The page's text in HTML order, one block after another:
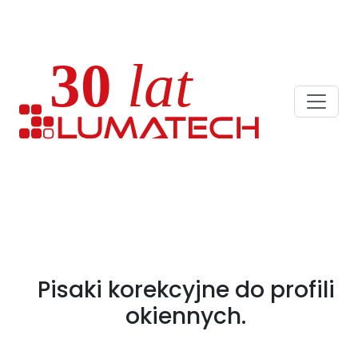
Pisaki korekcyjne do profili
okiennych.